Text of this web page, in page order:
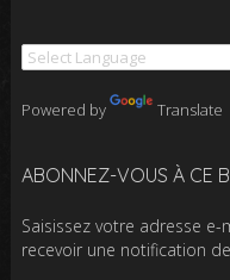
Powered by Translate
ABONNEZ-VOUS À CE
Saisissez votre adresse
recevoir une notification